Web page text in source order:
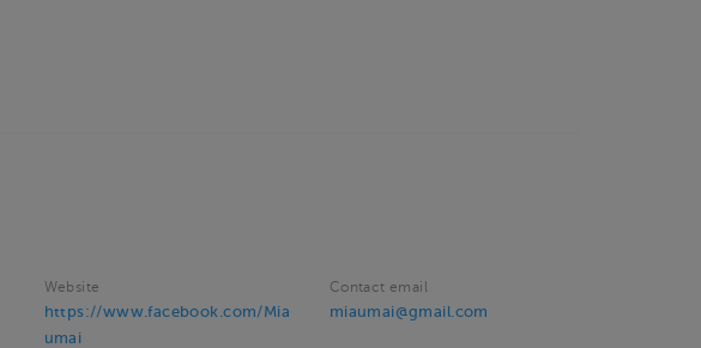
Website
https://www.facebook.com/Mia
umai
Contact email
miaumai@gmail.com